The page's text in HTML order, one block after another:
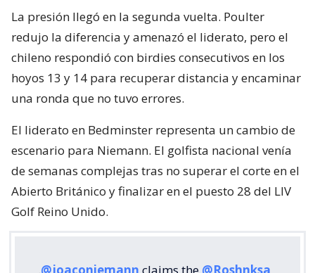
La presión llegó en la segunda vuelta. Poulter
redujo la diferencia y amenazó el liderato, pero el
chileno respondió con birdies consecutivos en los
hoyos 13 y 14 para recuperar distancia y encaminar
una ronda que no tuvo errores.
El liderato en Bedminster representa un cambio de
escenario para Niemann. El golfista nacional venía
de semanas complejas tras no superar el corte en el
Abierto Británico y finalizar en el puesto 28 del LIV
Golf Reino Unido.
.@joaconiemann claims the @Roshnksa